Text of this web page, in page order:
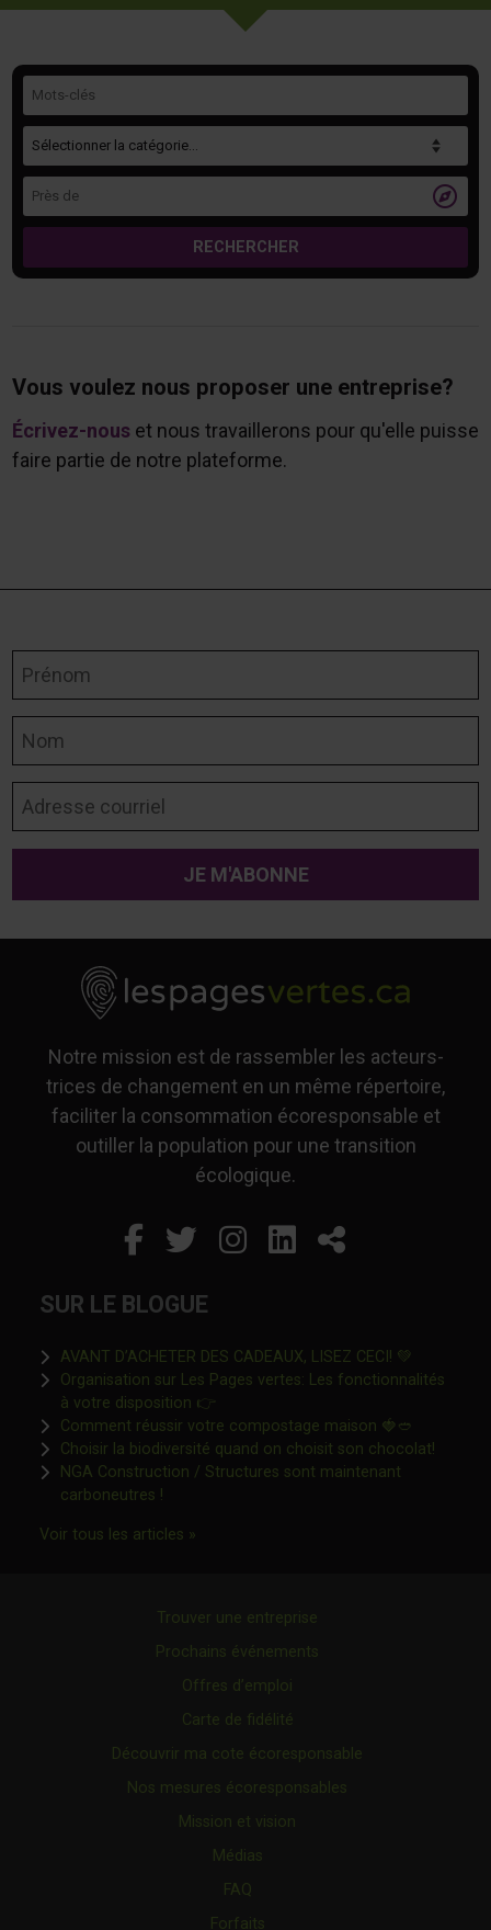

RECHERCHER
Vous voulez nous proposer une entreprise?
Écrivez-nouset nous travaillerons pour qu'elle puisse
faire partie de notre plateforme.
Notre mission est de rassembler les acteurs-
trices de changement en un même répertoire,
faciliter la consommation écoresponsable et
outiller la population pour une transition
écologique.
Facebook
Ce lien s'ouvrira dans
Twitter
Ce lien s'ouvrira
Instagram
Ce lien s'ouvrira
LinkedIn
Ce lien
Partager
SUR LE BLOGUE
AVANT D’ACHETER DES CADEAUX, LISEZ CECI! 💚
Organisation sur Les Pages vertes: Les fonctionnalités
à votre disposition 👉Ce lien s'ouvrira dans une nouvelle
Comment réussir votre compostage maison 🍓🥙
Choisir la biodiversité quand on choisit son chocolat!Ce lien
NGA Construction / Structures sont maintenant
carboneutres !Ce lien s'ouvrira dans une nouvelle fenêtre"
Voir tous les articles »Ce lien s'ouvrira dans une nouvelle
Trouver une entreprise
Prochains événements
Offres d’emploi
Carte de fidélité
Découvrir ma cote écoresponsable
Nos mesures écoresponsables
Mission et vision
Médias
FAQ
Forfaits